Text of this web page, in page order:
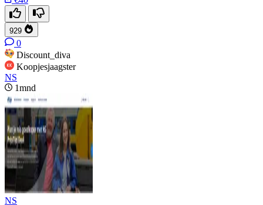
929
0
Discount_diva
Koopjesjaagster
NS
1mnd
NS